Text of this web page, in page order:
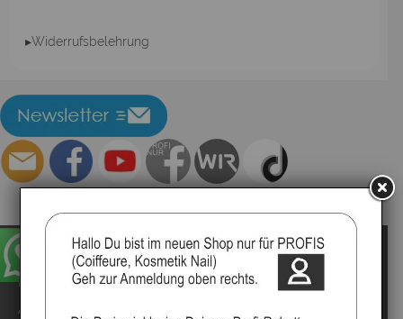
▸Widerrufsbelehrung
Impressum
Kontakt
Anmelden